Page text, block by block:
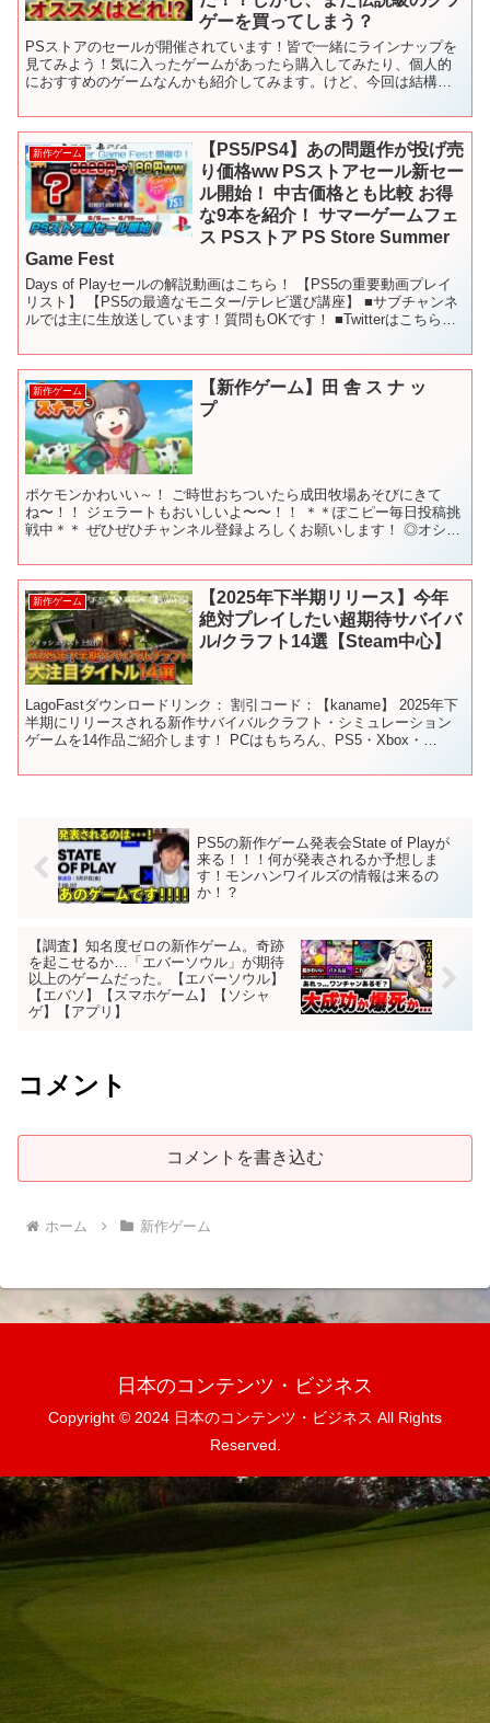
ゲーを買ってしまう？
PSストアのセールが開催されています！皆で一緒にラインナップを
見てみよう！気に入ったゲームがあったら購入してみたり、個人的
におすすめのゲームなんかも紹介してみます。けど、今回は結構マ
新作ゲーム
【PS5/PS4】あの問題作が投げ売
り価格ww PSストアセール新セー
ル開始！ 中古価格とも比較 お得
な9本を紹介！ サマーゲームフェ
ス PSストア PS Store Summer
Game Fest
Days of Playセールの解説動画はこちら！ 【PS5の重要動画プレイ
リスト】 【PS5の最適なモニター/テレビ選び講座】 ■サブチャンネ
ルでは主に生放送しています！質問もOKです！ ■Twitterはこちら！
新作ゲーム
【新作ゲーム】田 舎 ス ナ ッ
プ
ポケモンかわいい～！ ご時世おちついたら成田牧場あそびにきて
ね〜！！ ジェラートもおいしいよ〜〜！！ ＊＊ぽこピー毎日投稿挑
戦中＊＊ ぜひぜひチャンネル登録よろしくお願いします！ ◎オシャ
新作ゲーム
【2025年下半期リリース】今年
絶対プレイしたい超期待サバイバ
ル/クラフト14選【Steam中心】
LagoFastダウンロードリンク： 割引コード：【kaname】 2025年下
半期にリリースされる新作サバイバルクラフト・シミュレーション
ゲームを14作品ご紹介します！ PCはもちろん、PS5・Xbox・
PS5の新作ゲーム発表会State of Playが
来る！！！何が発表されるか予想しま
す！モンハンワイルズの情報は来るの
か！？
【調査】知名度ゼロの新作ゲーム。奇跡
を起こせるか…「エバーソウル」が期待
以上のゲームだった。【エバーソウル】
【エバソ】【スマホゲーム】【ソシャ
ゲ】【アプリ】
コメント
コメントを書き込む
ホーム 新作ゲーム
日本のコンテンツ・ビジネス
Copyright © 2024 日本のコンテンツ・ビジネス All Rights
Reserved.